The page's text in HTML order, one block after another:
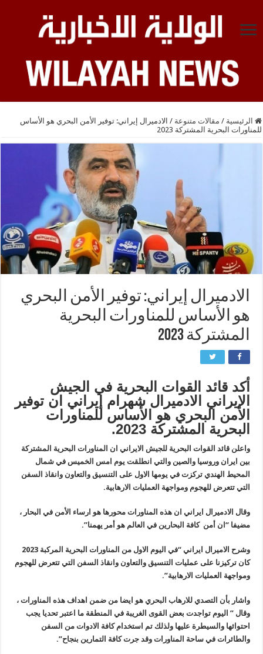
الرئيسية / مقالات متنوعة / الادميرال إيراني: توفير الأمن البحري هو الأساس
للمناورات البحرية المشتركة 2023
الادميرال إيراني: توفير الأمن البحري
هو الأساس للمناورات البحرية
المشتركة 2023
أكد قائد القوات البحرية في الجيش
الإيراني الادميرال شهرام إيراني ان توفير
الأمن البحري هو الأساس للمناورات
البحرية المشتركة 2023.
واعلن قائد القوات البحرية للجيش الايراني ان المناورات البحرية المشتركة
بين ايران وروسيا والصين والتي انطلقت يوم امس الخميس في شمال
المحيط الهندي تركزت في يومها الاول على التنسيق والتعاون وانقاذ السفن
التي تتعرض للهجوم ومواجهة العمليات الارهابية.
وقال الادميرال ايراني ان هذه المناورات محورها هو ارساء الأمن في البحار ،
مضيفا “ان أمن كافة البحارين في العالم هو أمر يهمنا”.
وشرح الاميرال ايراني “في اليوم الاول من المناورات البحرية المركبة 2023
كان تركيزنا على عمليات التنسيق والتعاون وانقاذ السفن التي تتعرض للهجوم
ومواجهة العمليات الارهابية”.
واشار بأن التصدي للارهاب البحري هو ايضا من ضمن اهداف هذه المناورات ،
وقال ” اليوم تواجدت بعض القوى الغريبة في المنطقة ما اعتبر تحديا يجب
احتوائها والسيطرة عليها ولذلك تم استخدام كافة الادوات من السفن
والطائرات في ساحة المناورات وقد جرت كافة التمارين بنجاح”.